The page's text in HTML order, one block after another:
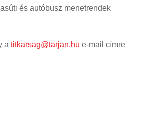
és autóbusz menetrendek
a titkarsag@tarjan.hu e-mail címre